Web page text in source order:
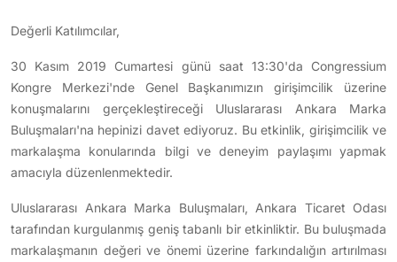
Değerli Katılımcılar,
30 Kasım 2019 Cumartesi günü saat 13:30'da Congressium
Kongre Merkezi'nde Genel Başkanımızın girişimcilik üzerine
konuşmalarını gerçekleştireceği Uluslararası Ankara Marka
Buluşmaları'na hepinizi davet ediyoruz. Bu etkinlik, girişimcilik ve
markalaşma konularında bilgi ve deneyim paylaşımı yapmak
amacıyla düzenlenmektedir.
Uluslararası Ankara Marka Buluşmaları, Ankara Ticaret Odası
tarafından kurgulanmış geniş tabanlı bir etkinliktir. Bu buluşmada
markalaşmanın değeri ve önemi üzerine farkındalığın artırılması